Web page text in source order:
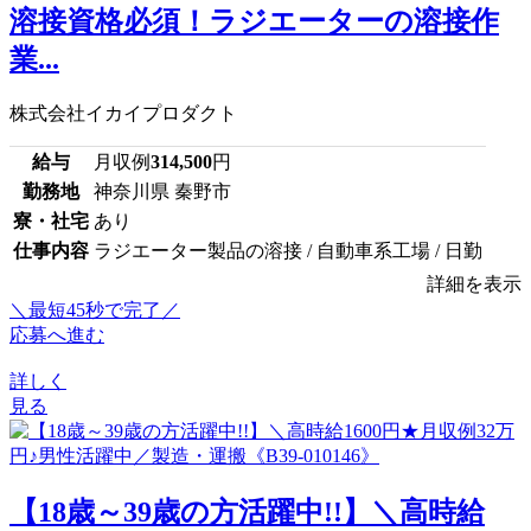
溶接資格必須！ラジエーターの溶接作
業...
株式会社イカイプロダクト
給与 月収例314,500円
勤務地
神奈川県 秦野市
寮・社宅 あり
仕事内容 ラジエーター製品の溶接 / 自動車系工場 / 日勤
詳細を表示
＼最短45秒で完了／
応募へ進む
詳しく
見る
【18歳～39歳の方活躍中!!】＼高時給